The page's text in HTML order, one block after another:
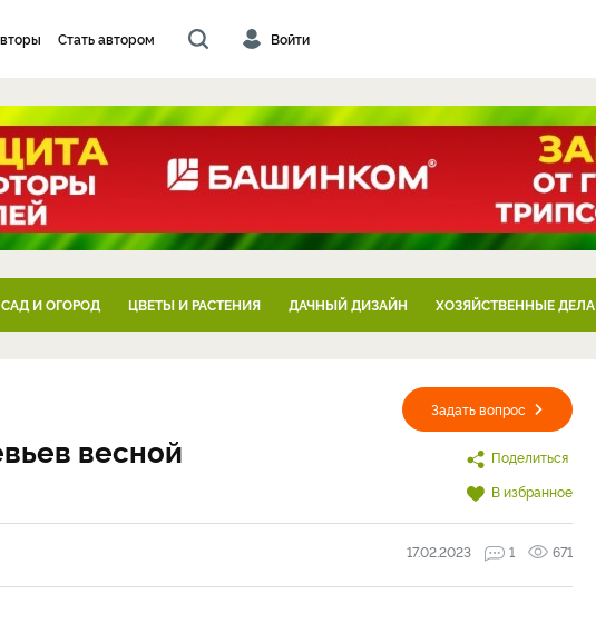
Стать автором Войти
САД И ОГОРОД ЦВЕТЫ И РАСТЕНИЯ ДАЧНЫЙ ДИЗАЙН ХОЗЯЙСТВЕННЫЕ ДЕЛА
Задать вопрос
Поделиться
В избранное
весной
17.02.2023 1 671